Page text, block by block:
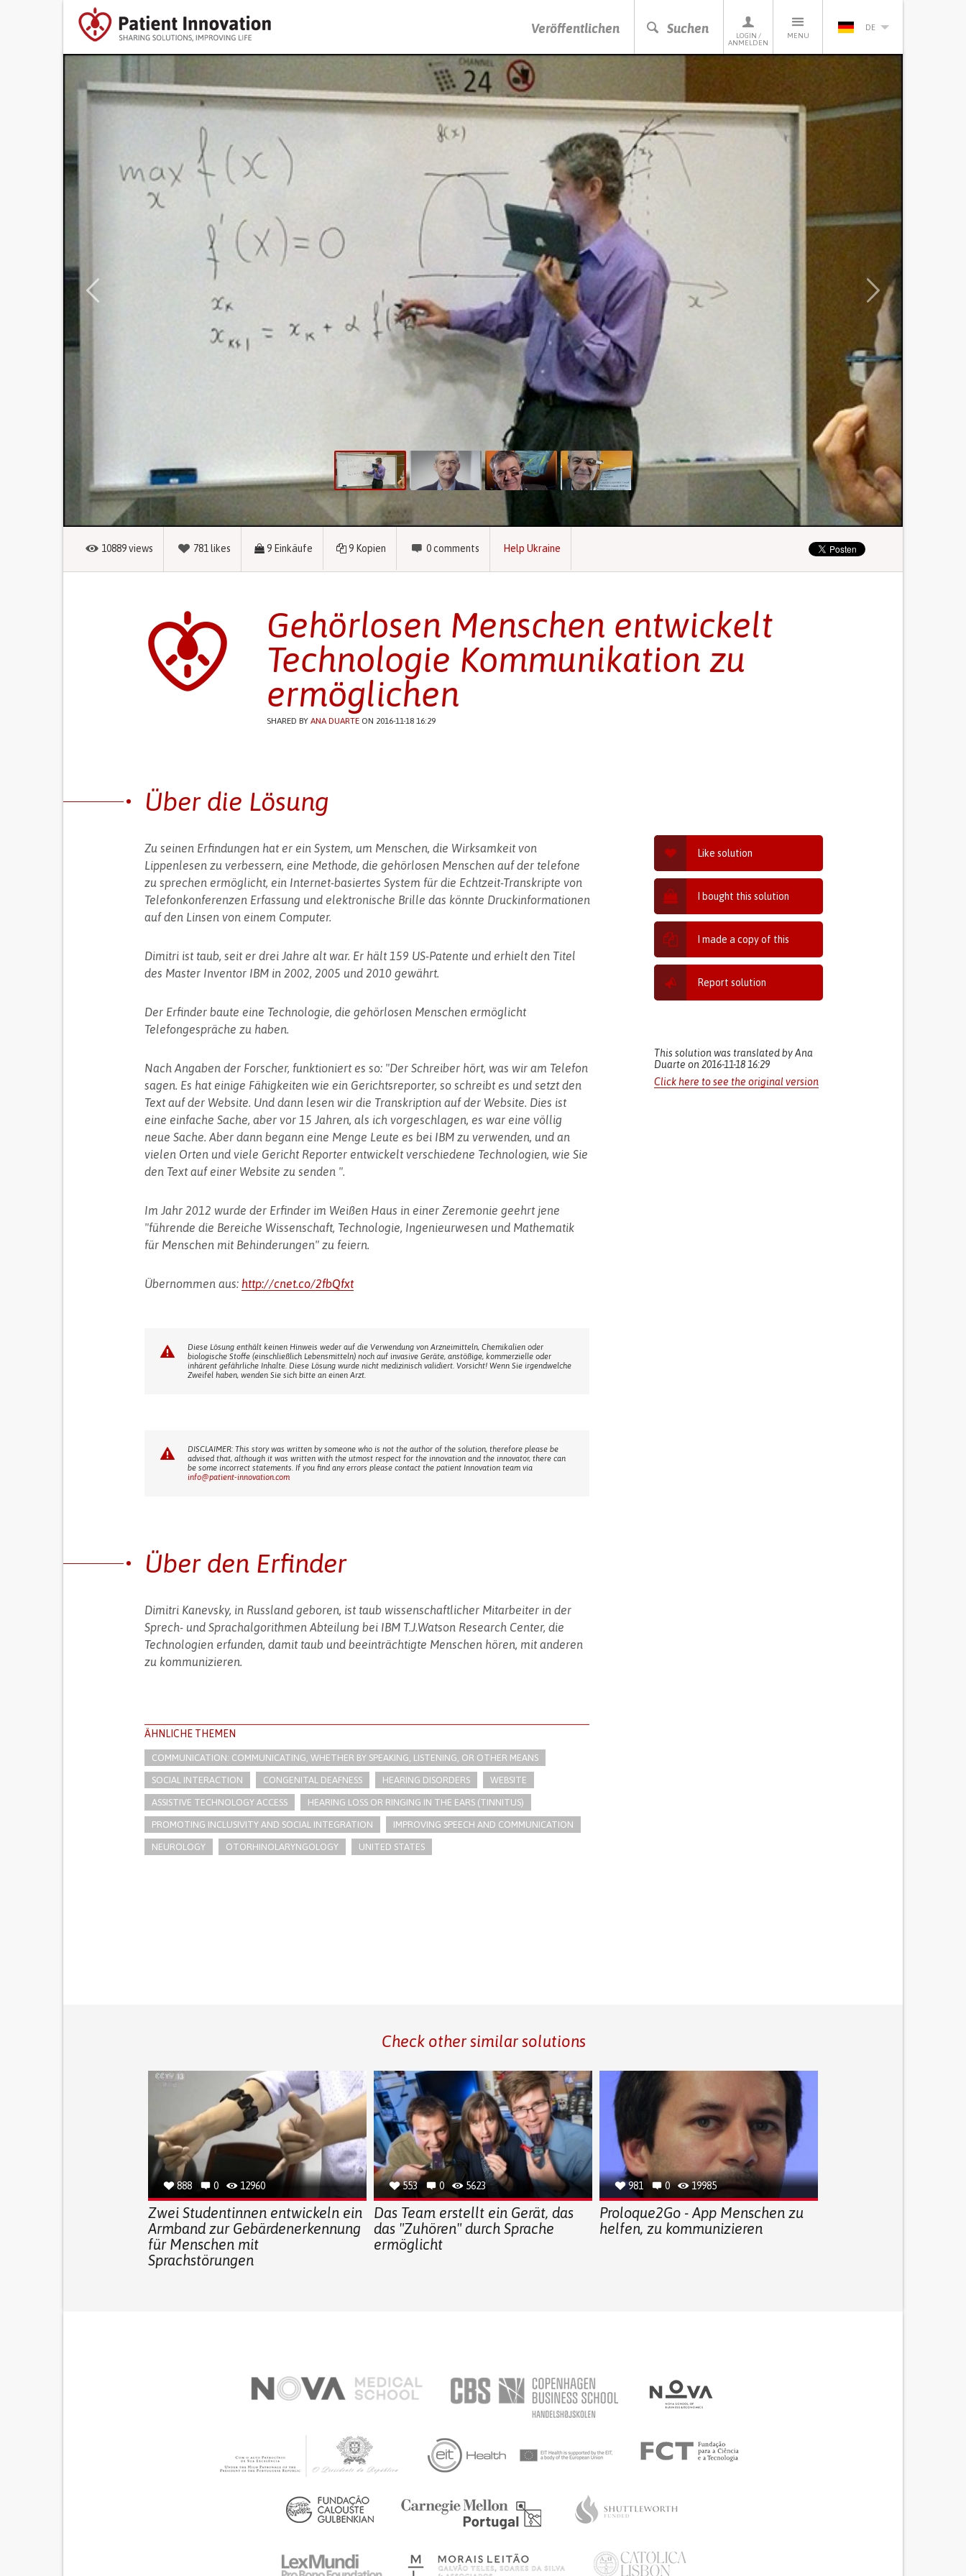
Veröffentlichen Suchen
LOGIN /
ANMELDEN
MENU
DE
DRÜCKEN SIE AUF ENTER UM DIE SUCHE ZU STARTEN
Next
10889views 781 likes 9 Einkäufe 9 Kopien 0comments Help Ukraine
Gehörlosen Menschen entwickelt
Technologie Kommunikation zu
ermöglichen
SHARED BY ANA DUARTEON 2016-11-18 16:29
Like solution
I bought this solution
I made a copy of this
Report solution
This solution was translated by Ana
Duarte on 2016-11-18 16:29
Click here to see the original version
Über die Lösung
Zu seinen Erfindungen hat er ein System, um Menschen, die Wirksamkeit von
Lippenlesen zu verbessern, eine Methode, die gehörlosen Menschen auf der telefone
zu sprechen ermöglicht, ein Internet-basiertes System für die Echtzeit-Transkripte von
Telefonkonferenzen Erfassung und elektronische Brille das könnte Druckinformationen
auf den Linsen von einem Computer.
Dimitri ist taub, seit er drei Jahre alt war. Er hält 159 US-Patente und erhielt den Titel
des Master Inventor IBM in 2002, 2005 und 2010 gewährt.
Der Erfinder baute eine Technologie, die gehörlosen Menschen ermöglicht
Telefongespräche zu haben.
Nach Angaben der Forscher, funktioniert es so: "Der Schreiber hört, was wir am Telefon
sagen. Es hat einige Fähigkeiten wie ein Gerichtsreporter, so schreibt es und setzt den
Text auf der Website. Und dann lesen wir die Transkription auf der Website. Dies ist
eine einfache Sache, aber vor 15 Jahren, als ich vorgeschlagen, es war eine völlig
neue Sache. Aber dann begann eine Menge Leute es bei IBM zu verwenden, und an
vielen Orten und viele Gericht Reporter entwickelt verschiedene Technologien, wie Sie
den Text auf einer Website zu senden ".
Im Jahr 2012 wurde der Erfinder im Weißen Haus in einer Zeremonie geehrt jene
"führende die Bereiche Wissenschaft, Technologie, Ingenieurwesen und Mathematik
für Menschen mit Behinderungen" zu feiern.
Übernommen aus: http://cnet.co/2fbQfxt
Diese Lösung enthält keinen Hinweis weder auf die Verwendung von Arzneimitteln, Chemikalien oder
biologische Stoffe (einschließlich Lebensmitteln) noch auf invasive Geräte, anstößige, kommerzielle oder
inhärent gefährliche Inhalte. Diese Lösung wurde nicht medizinisch validiert. Vorsicht! Wenn Sie irgendwelche
Zweifel haben, wenden Sie sich bitte an einen Arzt.
DISCLAIMER: This story was written by someone who is not the author of the solution, therefore please be
advised that, although it was written with the utmost respect for the innovation and the innovator, there can
be some incorrect statements. If you find any errors please contact the patient Innovation team via
info@patient-innovation.com
Über den Erfinder
Dimitri Kanevsky, in Russland geboren, ist taub wissenschaftlicher Mitarbeiter in der
Sprech- und Sprachalgorithmen Abteilung bei IBM T.J.Watson Research Center, die
Technologien erfunden, damit taub und beeinträchtigte Menschen hören, mit anderen
zu kommunizieren.
ÄHNLICHE THEMEN
COMMUNICATION: COMMUNICATING, WHETHER BY SPEAKING, LISTENING, OR OTHER MEANS
SOCIAL INTERACTION CONGENITAL DEAFNESS HEARING DISORDERS WEBSITE
ASSISTIVE TECHNOLOGY ACCESS HEARING LOSS OR RINGING IN THE EARS (TINNITUS)
PROMOTING INCLUSIVITY AND SOCIAL INTEGRATION IMPROVING SPEECH AND COMMUNICATION
NEUROLOGY OTORHINOLARYNGOLOGY UNITED STATES
Check other similar solutions
888 0 12960
Zwei Studentinnen entwickeln ein
Armband zur Gebärdenerkennung
für Menschen mit
Sprachstörungen
553 0 5623
Das Team erstellt ein Gerät, das
das "Zuhören" durch Sprache
ermöglicht
981 0 19985
Proloque2Go - App Menschen zu
helfen, zu kommunizieren